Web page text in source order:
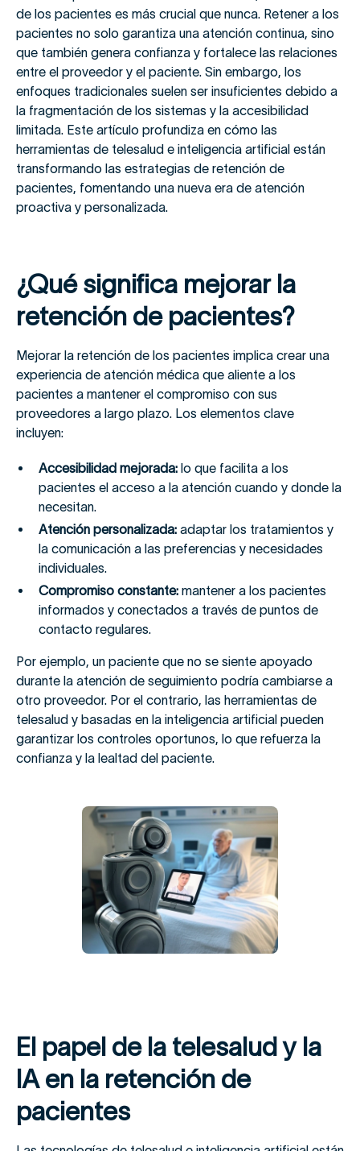
de los pacientes es más crucial que nunca. Retener a los
pacientes no solo garantiza una atención continua, sino
que también genera confianza y fortalece las relaciones
entre el proveedor y el paciente. Sin embargo, los
enfoques tradicionales suelen ser insuficientes debido a
la fragmentación de los sistemas y la accesibilidad
limitada. Este artículo profundiza en cómo las
herramientas de telesalud e inteligencia artificial están
transformando las estrategias de retención de
pacientes, fomentando una nueva era de atención
proactiva y personalizada.
¿Qué significa mejorar la
retención de pacientes?
Mejorar la retención de los pacientes implica crear una
experiencia de atención médica que aliente a los
pacientes a mantener el compromiso con sus
proveedores a largo plazo. Los elementos clave
incluyen:
Accesibilidad mejorada: lo que facilita a los
pacientes el acceso a la atención cuando y donde la
necesitan.
Atención personalizada: adaptar los tratamientos y
la comunicación a las preferencias y necesidades
individuales.
Compromiso constante: mantener a los pacientes
informados y conectados a través de puntos de
contacto regulares.
Por ejemplo, un paciente que no se siente apoyado
durante la atención de seguimiento podría cambiarse a
otro proveedor. Por el contrario, las herramientas de
telesalud y basadas en la inteligencia artificial pueden
garantizar los controles oportunos, lo que refuerza la
confianza y la lealtad del paciente.
El papel de la telesalud y la
IA en la retención de
pacientes